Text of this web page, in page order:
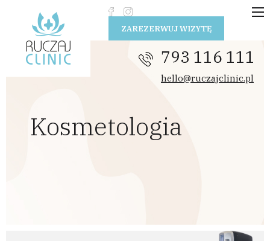
ZAREZERWUJ WIZYTĘ
793 116 111
hello@ruczajclinic.pl
Kosmetologia